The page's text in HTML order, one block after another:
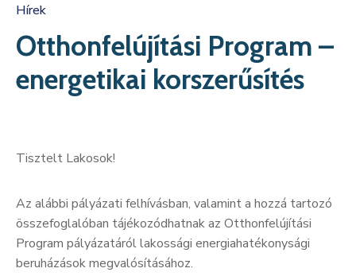
Hírek
Otthonfelújítási Program –
energetikai korszerűsítés
Tisztelt Lakosok!
Az alábbi pályázati felhívásban, valamint a hozzá tartozó
összefoglalóban tájékozódhatnak az Otthonfelújítási
Program pályázatáról lakossági energiahatékonysági
beruházások megvalósításához.